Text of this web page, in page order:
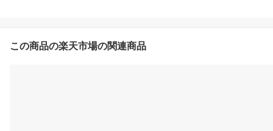
この商品の楽天市場の関連商品